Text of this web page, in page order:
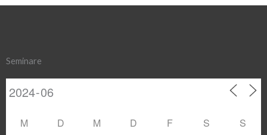
Seminare
M D M D F S S